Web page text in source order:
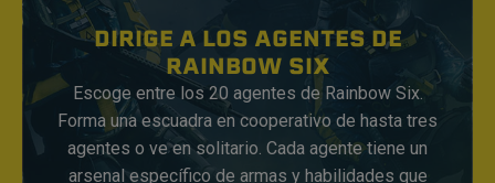
DIRIGE A LOS AGENTES DE
RAINBOW SIX
Escoge entre los 20 agentes de Rainbow Six.
Forma una escuadra en cooperativo de hasta tres
agentes o ve en solitario. Cada agente tiene un
arsenal específico de armas y habilidades que